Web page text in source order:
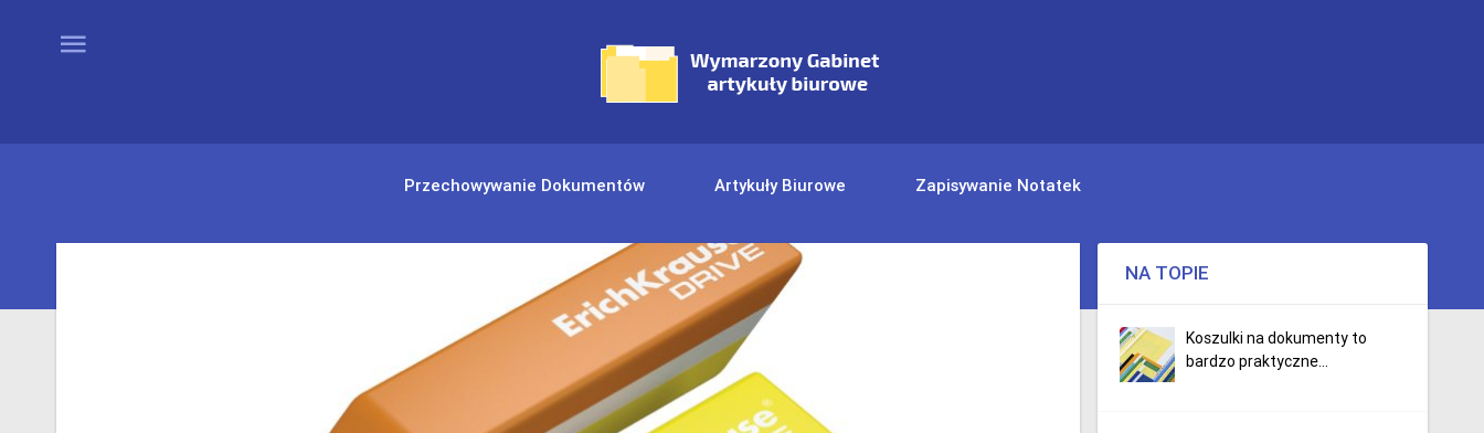
Przechowywanie Dokumentów Artykuły Biurowe Zapisywanie Notatek
NA TOPIE
Koszulki na dokumenty to
bardzo praktyczne...